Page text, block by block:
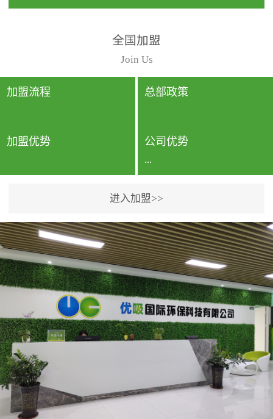
动，人类长时间停留的室
内空间都有整体消毒的需
要。因为空间内人流携带
的、空气...
行国家规定的标准检测方
法，空气采样量准确，检
测结果可靠，远胜于其他
检测...
全国加盟
Join Us
加盟流程 总部政策
加盟优势 公司优势
...
专利保护优势、双甲资质
企业（“室内环境净化治理
甲级施工资质”“室内环境
污染治理资质等级证
书”）、拥有多名高级《环
境工程高级工程师》室内
空气治理资格认证的治理
人员、掌握室内空气净化
治理实用技术和五项专利
技术、八项计算机软件著
作权登记证书等。研发实
进入加盟>>